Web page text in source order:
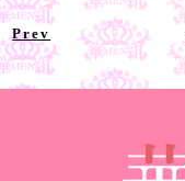
Prev